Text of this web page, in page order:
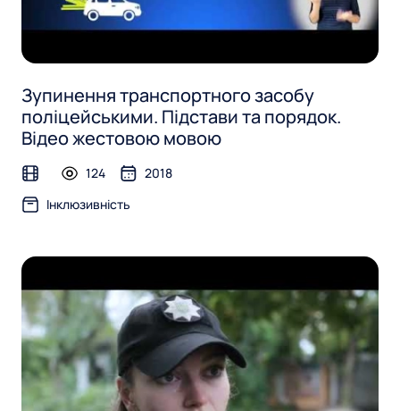
Зупинення транспортного засобу
поліцейськими. Підстави та порядок.
Відео жестовою мовою
video 124
2018
Інклюзивність